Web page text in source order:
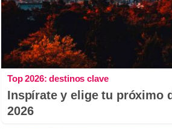
Top 2026: destinos clave
Inspírate y elige tu próximo
2026